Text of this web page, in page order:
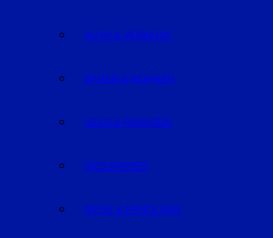
AUTO & VERKEHR
BAUEN & WOHNEN
GELD & FINANZEN
GESUNDHEIT
REISE & ERHOLUNG